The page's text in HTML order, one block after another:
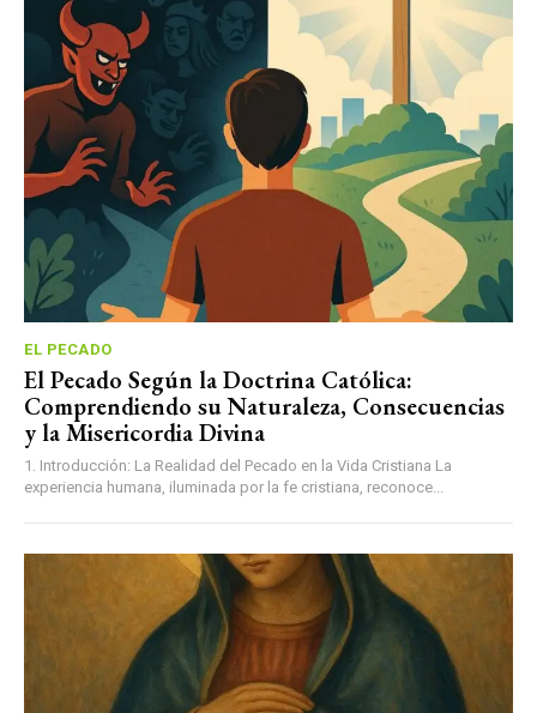
EL PECADO
El Pecado Según la Doctrina Católica:
Comprendiendo su Naturaleza, Consecuencias
y la Misericordia Divina
1. Introducción: La Realidad del Pecado en la Vida Cristiana La
experiencia humana, iluminada por la fe cristiana, reconoce...